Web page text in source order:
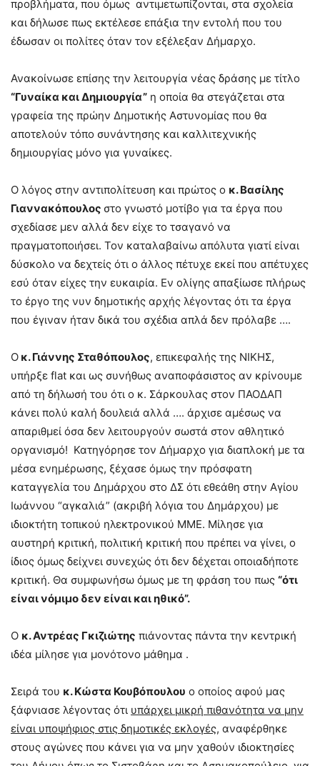
προβλήματα, που όμως αντιμετωπίζονται, στα σχολεία
και δήλωσε πως εκτέλεσε επάξια την εντολή που του
έδωσαν οι πολίτες όταν τον εξέλεξαν Δήμαρχο.
Ανακοίνωσε επίσης την λειτουργία νέας δράσης με τίτλο
“Γυναίκα και Δημιουργία” η οποία θα στεγάζεται στα
γραφεία της πρώην Δημοτικής Αστυνομίας που θα
αποτελούν τόπο συνάντησης και καλλιτεχνικής
δημιουργίας μόνο για γυναίκες.
Ο λόγος στην αντιπολίτευση και πρώτος ο κ. Βασίλης
Γιαννακόπουλος στο γνωστό μοτίβο για τα έργα που
σχεδίασε μεν αλλά δεν είχε το τσαγανό να
πραγματοποιήσει. Τον καταλαβαίνω απόλυτα γιατί είναι
δύσκολο να δεχτείς ότι ο άλλος πέτυχε εκεί που απέτυχες
εσύ όταν είχες την ευκαιρία. Εν ολίγης απαξίωσε πλήρως
το έργο της νυν δημοτικής αρχής λέγοντας ότι τα έργα
που έγιναν ήταν δικά του σχέδια απλά δεν πρόλαβε ….
Ο κ. Γιάννης Σταθόπουλος, επικεφαλής της ΝΙΚΗΣ,
υπήρξε flat και ως συνήθως αναποφάσιστος αν κρίνουμε
από τη δήλωσή του ότι ο κ. Σάρκουλας στον ΠΑΟΔΑΠ
κάνει πολύ καλή δουλειά αλλά …. άρχισε αμέσως να
απαριθμεί όσα δεν λειτουργούν σωστά στον αθλητικό
οργανισμό! Κατηγόρησε τον Δήμαρχο για διαπλοκή με τα
μέσα ενημέρωσης, ξέχασε όμως την πρόσφατη
καταγγελία του Δημάρχου στο ΔΣ ότι εθεάθη στην Αγίου
Ιωάννου “αγκαλιά” (ακριβή λόγια του Δημάρχου) με
ιδιοκτήτη τοπικού ηλεκτρονικού ΜΜΕ. Μίλησε για
αυστηρή κριτική, πολιτική κριτική που πρέπει να γίνει, ο
ίδιος όμως δείχνει συνεχώς ότι δεν δέχεται οποιαδήποτε
κριτική. Θα συμφωνήσω όμως με τη φράση του πως “ότι
είναι νόμιμο δεν είναι και ηθικό”.
Ο κ. Αντρέας Γκιζιώτης πιάνοντας πάντα την κεντρική
ιδέα μίλησε για μονότονο μάθημα .
Σειρά του κ. Κώστα Κουβόπουλου ο οποίος αφού μας
ξάφνιασε λέγοντας ότι υπάρχει μικρή πιθανότητα να μην
είναι υποψήφιος στις δημοτικές εκλογές, αναφέρθηκε
στους αγώνες που κάνει για να μην χαθούν ιδιοκτησίες